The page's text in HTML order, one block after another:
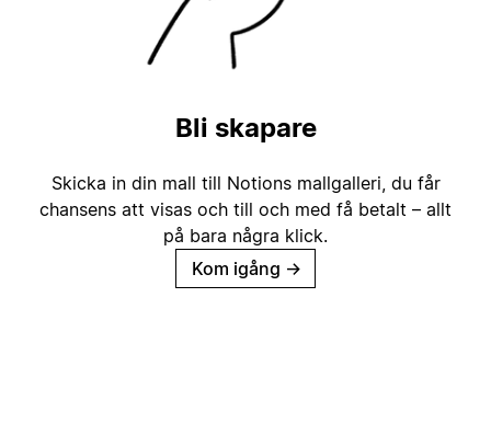
Bli skapare
Skicka in din mall till Notions mallgalleri, du får
chansens att visas och till och med få betalt – allt
på bara några klick.
Kom igång →